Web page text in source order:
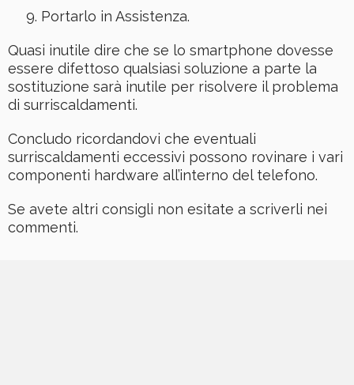
Portarlo in Assistenza.
Quasi inutile dire che se lo smartphone dovesse
essere difettoso qualsiasi soluzione a parte la
sostituzione sarà inutile per risolvere il problema
di surriscaldamenti.
Concludo ricordandovi che eventuali
surriscaldamenti eccessivi possono rovinare i vari
componenti hardware all’interno del telefono.
Se avete altri consigli non esitate a scriverli nei
commenti.